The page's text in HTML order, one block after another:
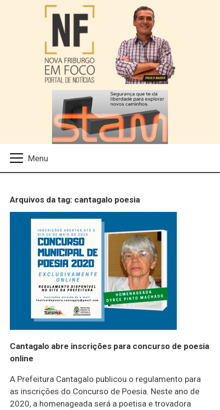
Arquivos da tag: cantagalo poesia
Cantagalo abre inscrições para concurso de poesia
online
A Prefeitura Cantagalo publicou o regulamento para
as inscrições do Concurso de Poesia. Neste ano de
2020, a homenageada será a poetisa e trovadora